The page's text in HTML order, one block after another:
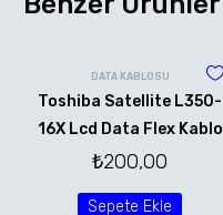
DATA KABLOSU
Toshiba Satellite L350-
16X Lcd Data Flex Kablo
₺200,00
Sepete Ekle